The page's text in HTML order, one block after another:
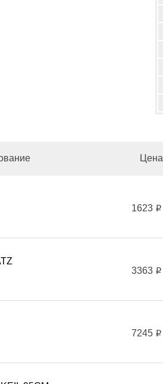
Цена
1623 i
3363 i
7245 i